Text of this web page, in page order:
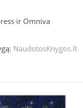
ir Omniva
NaudotosKnygos.lt